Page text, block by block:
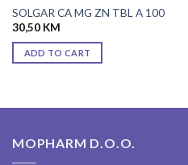
SOLGAR CA MG ZN TBL A 100
30,50 KM
ADD TO CART
MOPHARM D.O.O.